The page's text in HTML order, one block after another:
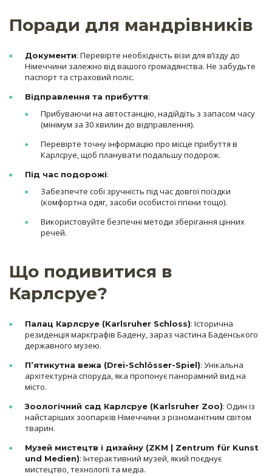
Поради для мандрівників
Документи: Перевірте необхідність візи для в’їзду до
Німеччини залежно від вашого громадянства. Не забудьте
паспорт та страховий поліс.
Відправлення та прибуття:
Прибуваючи на автостанцію, надійдіть з запасом часу
(мінімум за 30 хвилин до відправлення).
Перевірте точну інформацію про місце прибуття в
Карлсруе, щоб планувати подальшу подорож.
Під час подорожі:
Забезпечте собі зручність під час довгої поїздки
(комфортна одяг, засоби особистої гігієни тощо).
Використовуйте безпечні методи зберігання цінних
речей.
Що подивитися в
Карлсруе?
Палац Карлсруе (Karlsruher Schloss): Історична
резиденція маркграфів Бадену, зараз частина Баденського
державного музею.
П’ятикутна вежа (Drei-Schlösser-Spiel): Унікальна
архітектурна споруда, яка пропонує панорамний вид на
місто.
Зоологічний сад Карлсруе (Karlsruher Zoo): Один із
найстаріших зоопарків Німеччини з різноманітним світом
тварин.
Музей мистецтв і дизайну (ZKM | Zentrum für Kunst
und Medien): Інтерактивний музей, який поєднує
мистецтво, технології та медіа.